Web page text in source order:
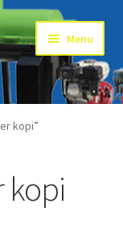
Menu
kopi”
kopi